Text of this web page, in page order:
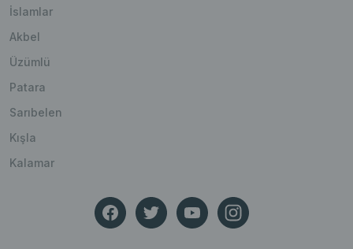
İslamlar
Akbel
Üzümlü
Patara
Sarıbelen
Kışla
Kalamar